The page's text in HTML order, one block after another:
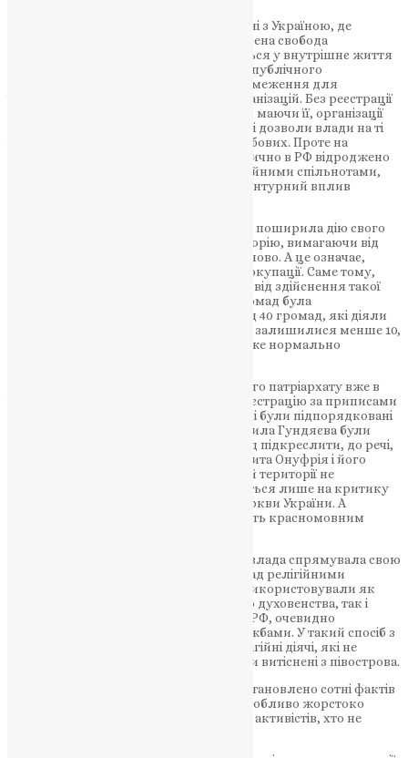
Слід відразу зазначити, що у порівнянні з Україною, де
законом і практикою реально забезпечена свобода
віросповідання, а держава не втручається у внутрішнє життя
релігійних громад, в РФ навіть на рівні публічного
законодавства встановлені серйозні обмеження для
існування та діяльності релігійних організацій. Без реєстрації
така діяльність неможлива. Але, навіть маючи її, організації
щоразу повинні отримувати спеціальні дозволи влади на ті
чи інші заходи, окрім власне богослужбових. Проте на
практиці ситуація значно гірша – фактично в РФ відроджено
радянську систему контролю за релігійними спільнотами,
яка відбувається в тому числі через агентурний вплив
Окупувавши та анексувавши Крим, РФ поширила дію свого
законодавства на цю українську територію, вимагаючи від
релігійних громад зареєструватися наново. А це означає,
зокрема, і формальне визнання ними окупації. Саме тому,
наприклад, наша Церква відмовилася від здійснення такої
реєстрації, відтак діяльність наших громад була
насильницьки різко обмежена. З понад 40 громад, які діяли
до окупації, за кілька років активними залишилися менше 10,
а зараз не залишилося жодної, яка може нормально
Натомість Церква в складі Московського патріархату вже в
червні 2014 року розпочала активну реєстрацію за приписами
окупантів. А нині взагалі три єпархії, які були підпорядковані
митрополиту Онуфрію, рішенням Кирила Гундяєва були
напряму включені до складу РПЦ. Слід підкреслити, до речі,
що жодних протестів з боку митрополита Онуфрія і його
підлеглих такі дії Москви на окупованій території не
викликали. Їхня сміливість поширюється лише на критику
української влади та Православної Церкви України. А
московські беззаконня вони зустрічають красномовним
Від самого початку окупації російська влада спрямувала свою
активність на опанування контролю над релігійними
громадами в Криму. Для цього вони використовували як
проросійських діячів з числа місцевого духовенства, так і
спеціально надісланих осіб з території РФ, очевидно
перевірених та затверджених спецслужбами. У такий спосіб з
плином часу практично всі керівні релігійні діячі, які не
виявили лояльності до окупантів, були витіснені з півострова.
За роки окупації правозахисниками встановлено сотні фактів
порушення права на свободу совісті, особливо жорстоко
окупанти переслідують тих релігійних активістів, хто не